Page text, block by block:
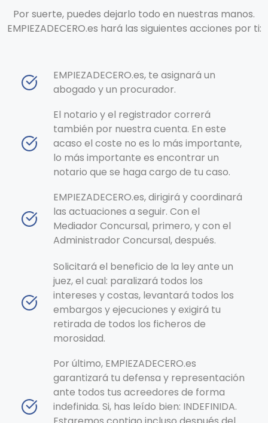
Por suerte, puedes dejarlo todo en nuestras manos.
EMPIEZADECERO.es hará las siguientes acciones por ti:
EMPIEZADECERO.es, te asignará un
abogado y un procurador.
El notario y el registrador correrá
también por nuestra cuenta. En este
acaso el coste no es lo más importante,
lo más importante es encontrar un
notario que se haga cargo de tu caso.
EMPIEZADECERO.es, dirigirá y coordinará
las actuaciones a seguir. Con el
Mediador Concursal, primero, y con el
Administrador Concursal, después.
Solicitará el beneficio de la ley ante un
juez, el cual: paralizará todos los
intereses y costas, levantará todos los
embargos y ejecuciones y exigirá tu
retirada de todos los ficheros de
morosidad.
Por último, EMPIEZADECERO.es
garantizará tu defensa y representación
ante todos tus acreedores de forma
indefinida. Si, has leído bien: INDEFINIDA.